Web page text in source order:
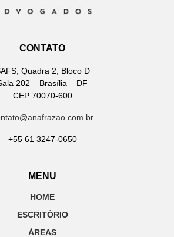
CONTATO
Quadra 2, Bloco D
202 – Brasília – DF
CEP 70070-600
+55 61 3247-0650
MENU
HOME
ESCRITÓRIO
ÁREAS